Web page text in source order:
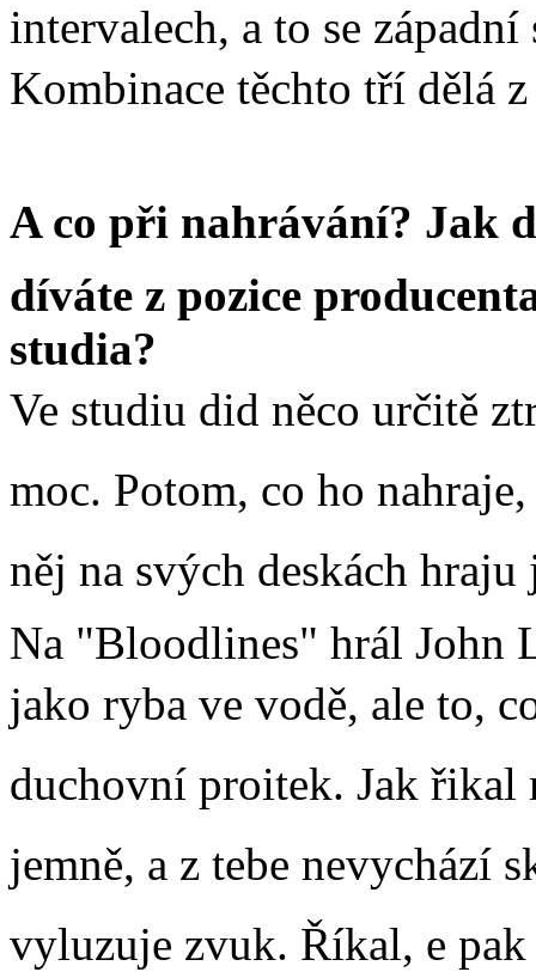
intervalech, a to se
Kombinace těchto tří dělá z
A co při nahrávání? Jak
díváte z pozice
studia?
Ve studiu did něco určitě
moc. Potom, co ho
něj na svých deskách
Na "Bloodlines" hrál John
jako ryba ve vodě, ale to,
duchovní proitek. Jak
jemně, a z tebe nevychází
vyluzuje zvuk. Říkal, e